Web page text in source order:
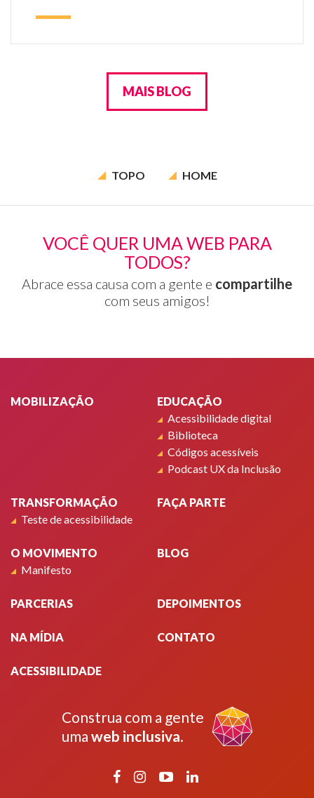
MAIS BLOG
TOPO HOME
VOCÊ QUER UMA WEB PARA
TODOS?
Abrace essa causa com a gente e compartilhe
com seus amigos!
MOBILIZAÇÃO
EDUCAÇÃO
Acessibilidade digital
Biblioteca
Códigos acessíveis
Podcast UX da Inclusão
TRANSFORMAÇÃO
Teste de acessibilidade
FAÇA PARTE
O MOVIMENTO
Manifesto
BLOG
PARCERIAS DEPOIMENTOS
NA MÍDIA CONTATO
ACESSIBILIDADE
Construa com a gente
uma web inclusiva.
Facebook
Instagram
YouTubeLinkedIn